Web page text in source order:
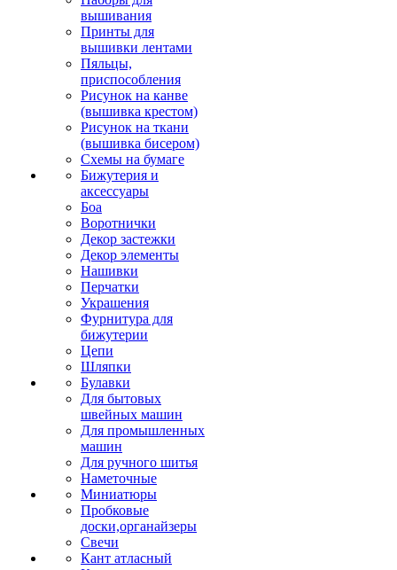
вышивания
Принты для
вышивки лентами
Пяльцы,
приспособления
Рисунок на канве
(вышивка крестом)
Рисунок на ткани
(вышивка бисером)
Схемы на бумаге
Бижутерия и
аксессуары
Боа
Воротнички
Декор застежки
Декор элементы
Нашивки
Перчатки
Украшения
Фурнитура для
бижутерии
Цепи
Шляпки
Булавки
Для бытовых
швейных машин
Для промышленных
машин
Для ручного шитья
Наметочные
Миниатюры
Пробковые
доски,органайзеры
Свечи
Кант атласный